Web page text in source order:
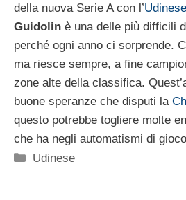
della nuova Serie A con l’Udinese
Guidolin è una delle più difficili
perché ogni anno ci sorprende.
ma riesce sempre, a fine
zone alte della classifica.
buone speranze che disputi la
questo potrebbe togliere molte
che ha negli automatismi di
Categorie
Udinese